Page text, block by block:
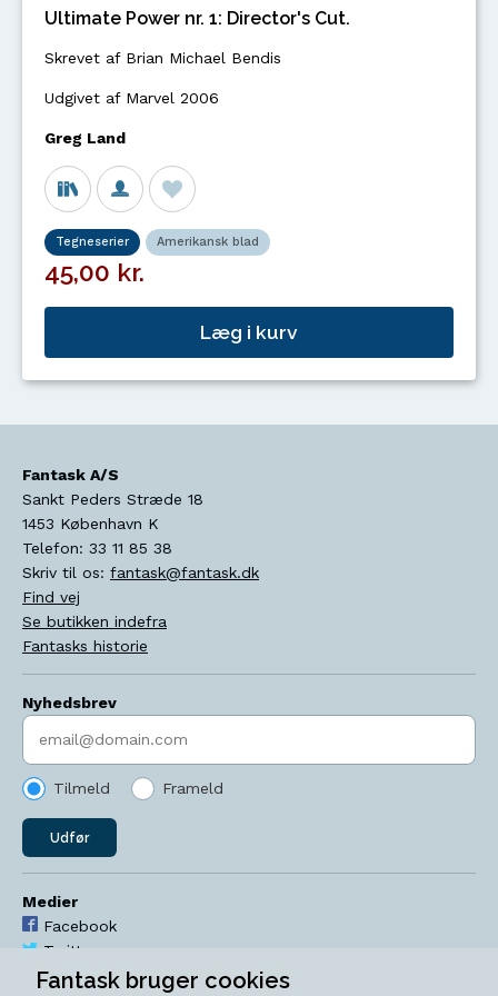
Ultimate Power nr. 1: Director's Cut.
Skrevet af Brian Michael Bendis
Udgivet af Marvel 2006
Greg Land
Tegneserier Amerikansk blad
45,00 kr.
Læg i kurv
Fantask A/S
Sankt Peders Stræde 18
1453 København K
Telefon: 33 11 85 38
Skriv til os: fantask@fantask.dk
Find vej
Se butikken indefra
Fantasks historie
Nyhedsbrev
Indtast søgeord
Tilmeld Frameld
Udfør
Medier
Facebook
Twitter
YouTube
Fantask bruger cookies